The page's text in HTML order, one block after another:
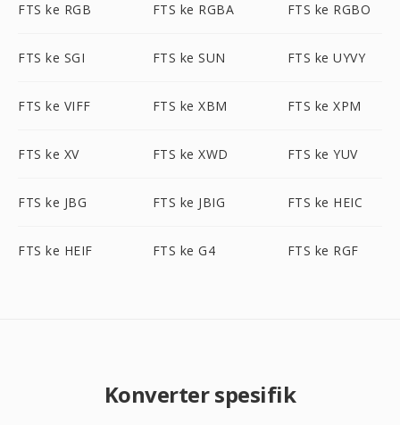
FTS ke RGB FTS ke RGBA FTS ke RGBO
FTS ke SGI FTS ke SUN FTS ke UYVY
FTS ke VIFF FTS ke XBM FTS ke XPM
FTS ke XV FTS ke XWD FTS ke YUV
FTS ke JBG FTS ke JBIG FTS ke HEIC
FTS ke HEIF FTS ke G4 FTS ke RGF
Konverter spesifik